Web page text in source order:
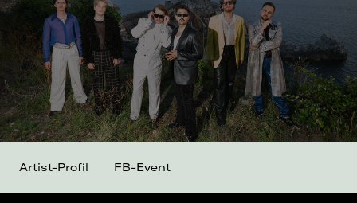
Artist-Profil FB-Event